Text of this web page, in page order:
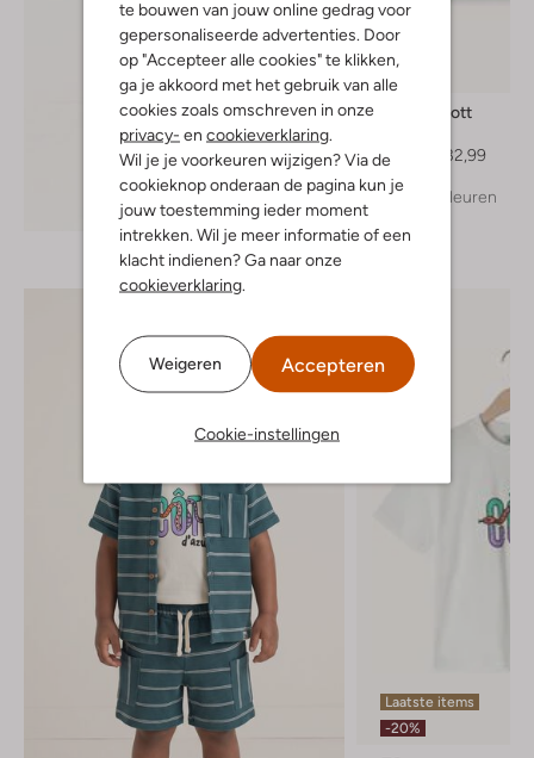
te bouwen van jouw online gedrag voor
gepersonaliseerde advertenties. Door
op "Accepteer alle cookies" te klikken,
ga je akkoord met het gebruik van alle
cookies zoals omschreven in onze
privacy- en cookieverklaring
Wil je je voorkeuren wijzigen? Via de
cookieknop onderaan de pagina kun je
jouw toestemming ieder moment
intrekken. Wil je meer informatie of een
klacht indienen? Ga naar onze
cookieverklaring
Weigeren Accepteren
Cookie-instellingen
Ontdek de look
Lyle & Scott
Vanaf
€ 32,99
+ meer kleuren
Laatste items
-20%